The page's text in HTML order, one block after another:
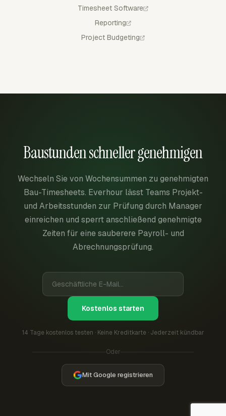
Timesheet Software
Reporting
Project Budgeting
Baustunden schneller genehmigen
Wechseln Sie von Wochensummen zu genehmigten
Bau-Timesheets. Everhour lässt Teams Projekt-
und Arbeitsstunden zur Prüfung durch Manager
einreichen und sperrt anschließend genehmigte
Zeiten für eine sauberere Payroll- und
Abrechnungsprüfung.
Kostenlos starten
14 Tage kostenlos testen · Keine Kreditkarte · Jederzeit kündbar
Oder
Mit Google registrieren